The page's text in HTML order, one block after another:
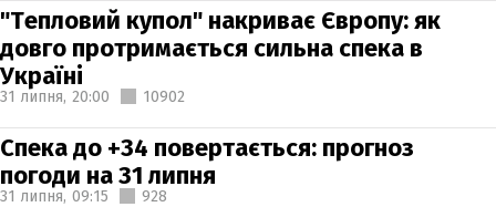
"Тепловий купол" накриває Європу: як
довго протримається сильна спека в
Україні
31 липня, 20:00 10902
Спека до +34 повертається: прогноз
погоди на 31 липня
31 липня, 09:15 928